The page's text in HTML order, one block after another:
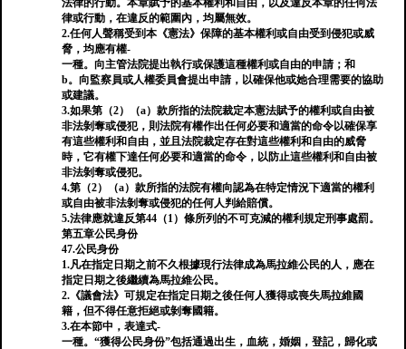
法律的行動。本章賦予的基本權利和自由，以及違反本章的任何法
律或行動，在違反的範圍內，均屬無效。
2.任何人聲稱受到本《憲法》保障的基本權利或自由受到侵犯或威
脅，均應有權-
一種。向主管法院提出執行或保護這種權利或自由的申請；和
b。向監察員或人權委員會提出申請，以確保他或她合理需要的協助
或建議。
3.如果第（2）（a）款所指的法院裁定本憲法賦予的權利或自由被
非法剝奪或侵犯，則法院有權作出任何必要和適當的命令以確保享
有這些權利和自由，並且法院裁定存在對這些權利和自由的威脅
時，它有權下達任何必要和適當的命令，以防止這些權利和自由被
非法剝奪或侵犯。
4.第（2）（a）款所指的法院有權向認為在特定情況下適當的權利
或自由被非法剝奪或侵犯的任何人判給賠償。
5.法律應就違反第44（1）條所列的不可克減的權利規定刑事處罰。
第五章公民身份
47.公民身份
1.凡在指定日期之前不久根據現行法律成為馬拉維公民的人，應在
指定日期之後繼續為馬拉維公民。
2.《議會法》可規定在指定日期之後任何人獲得或喪失馬拉維國
籍，但不得任意拒絕或剝奪國籍。
3.在本節中，表達式-
一種。“獲得公民身份”包括通過出生，血統，婚姻，登記，歸化或